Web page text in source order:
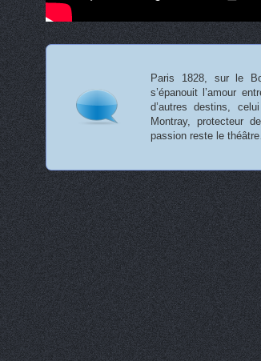
Paris 1828, sur le
s’épanouit l’amour
d’autres destins,
Montray, protecteur
passion reste le